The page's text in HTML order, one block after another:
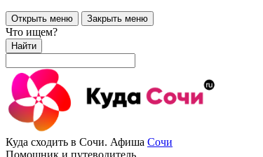
Открыть меню Закрыть меню
Что ищем?
Найти
Куда сходить в Сочи. Афиша Сочи
Помощник и путеводитель